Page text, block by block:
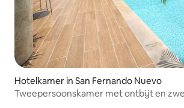
Hotelkamer in San Fernando Nuevo
Tweepersoonskamer met ontbijt en